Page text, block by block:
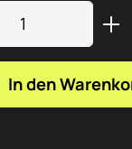
Anzahl:
In den